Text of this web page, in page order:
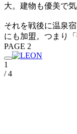
大。建物も優美で
それを戦後に温泉
にも加盟。つまり
PAGE 2
1
/ 4